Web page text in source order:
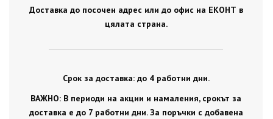
Доставка до посочен адрес или до офис на ЕКОНТ в
цялата страна.
Срок за доставка: до 4 работни дни.
ВАЖНО: В периоди на акции и намаления, срокът за
доставка е до 7 работни дни. За поръчки с добавена